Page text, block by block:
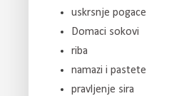
uskrsnje pogace
Domaci sokovi
riba
namazi i pastete
pravljenje sira